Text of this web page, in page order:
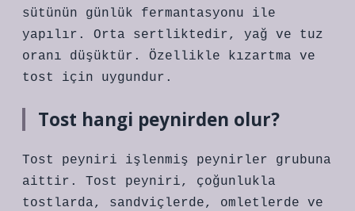
sütünün günlük fermantasyonu ile
yapılır. Orta sertliktedir, yağ ve tuz
oranı düşüktür. Özellikle kızartma ve
tost için uygundur.
Tost hangi peynirden olur?
Tost peyniri işlenmiş peynirler grubuna
aittir. Tost peyniri, çoğunlukla
tostlarda, sandviçlerde, omletlerde ve